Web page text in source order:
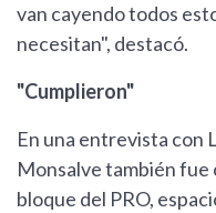
van cayendo todos
necesitan", destacó.
"Cumplieron"
En una entrevista con
Monsalve también fue
bloque del PRO,